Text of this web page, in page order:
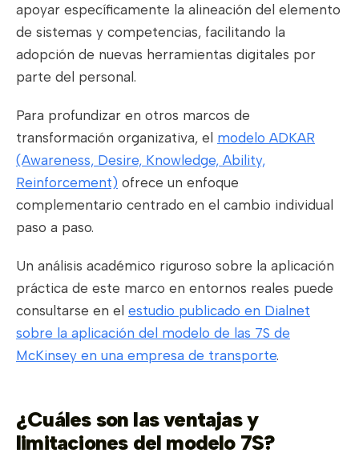
apoyar específicamente la alineación del elemento
de sistemas y competencias, facilitando la
adopción de nuevas herramientas digitales por
parte del personal.
Para profundizar en otros marcos de
transformación organizativa, el modelo ADKAR
(Awareness, Desire, Knowledge, Ability,
Reinforcement) ofrece un enfoque
complementario centrado en el cambio individual
paso a paso.
Un análisis académico riguroso sobre la aplicación
práctica de este marco en entornos reales puede
consultarse en el estudio publicado en Dialnet
sobre la aplicación del modelo de las 7S de
McKinsey en una empresa de transporte.
¿Cuáles son las ventajas y
limitaciones del modelo 7S?